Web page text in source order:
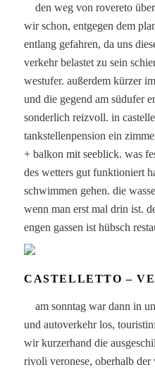
den weg von rovereto
wir schon, entgegen dem
entlang gefahren, da uns
verkehr belastet zu sein
westufer. außerdem kürzer
und die gegend am südufer
sonderlich reizvoll. in
tankstellenpension ein
+ balkon mit seeblick. was
des wetters gut funktioniert
schwimmen gehen. die
wenn man erst mal drin ist.
engen gassen ist hübsch
CASTELLETTO –
am sonntag war dann in
und autoverkehr los,
wir kurzerhand die
rivoli veronese, oberhalb